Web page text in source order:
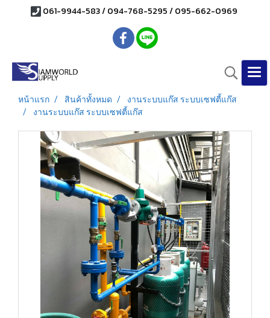
061-9944-583 / 094-768-5295 / 095-662-0969
หน้าแรก สินค้าทั้งหมด
งานระบบแก๊ส ระบบเซฟตี้แก๊ส
งานระบบแก๊ส ระบบเซฟตี้แก๊ส